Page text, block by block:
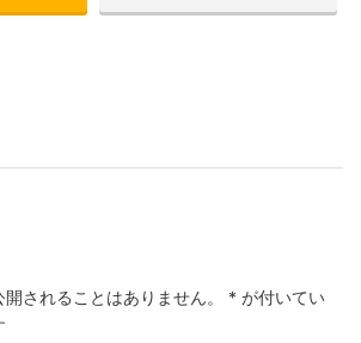
されることはありません。 * が付いてい